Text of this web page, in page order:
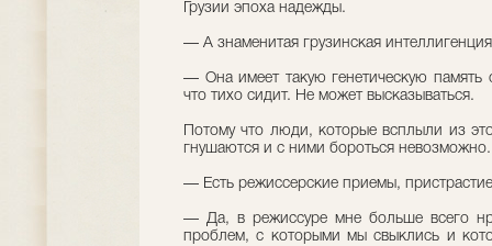
Грузии эпоха надежды.
— А знаменитая грузинская
— Она имеет такую генетическую
что тихо сидит. Не может высказываться.
Потому что люди, которые всплыли из
гнушаются и с ними бороться
— Есть режиссерские приемы,
— Да, в режиссуре мне больше всего
проблем, с которыми мы свыклись и